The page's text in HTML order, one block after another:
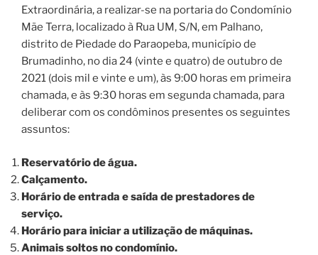
Extraordinária, a realizar-se na portaria do Condomínio
Mãe Terra, localizado à Rua UM, S/N, em Palhano,
distrito de Piedade do Paraopeba, município de
Brumadinho, no dia 24 (vinte e quatro) de outubro de
2021 (dois mil e vinte e um), às 9:00 horas em primeira
chamada, e às 9:30 horas em segunda chamada, para
deliberar com os condôminos presentes os seguintes
assuntos:
Reservatório de água.
Calçamento.
Horário de entrada e saída de prestadores de
serviço.
Horário para iniciar a utilização de máquinas.
Animais soltos no condomínio.